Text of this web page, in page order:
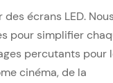
écrans LED. Nous
pour simplifier
percutants pour
cinéma, de la